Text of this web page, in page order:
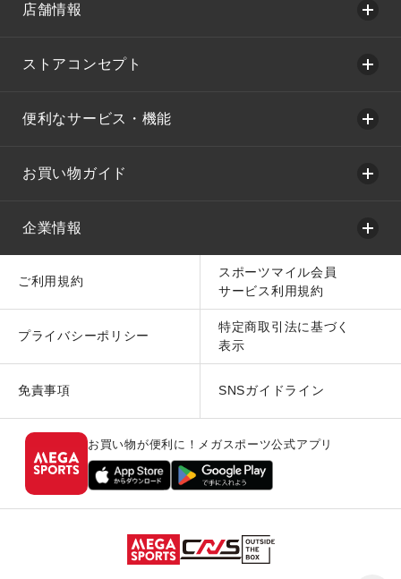
店舗情報
ストアコンセプト
便利なサービス・機能
お買い物ガイド
企業情報
ご利用規約
スポーツマイル会員
サービス利用規約
プライバシーポリシー
特定商取引法に基づく
表示
免責事項 SNSガイドライン
お買い物が便利に！メガスポーツ公式アプリ